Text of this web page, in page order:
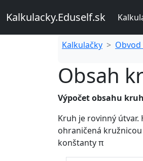
Kalkulacky.Eduself.sk
Kalkulačky
Obsah
Výpočet obsahu
Kruh je rovinný
ohraničená
konštanty π